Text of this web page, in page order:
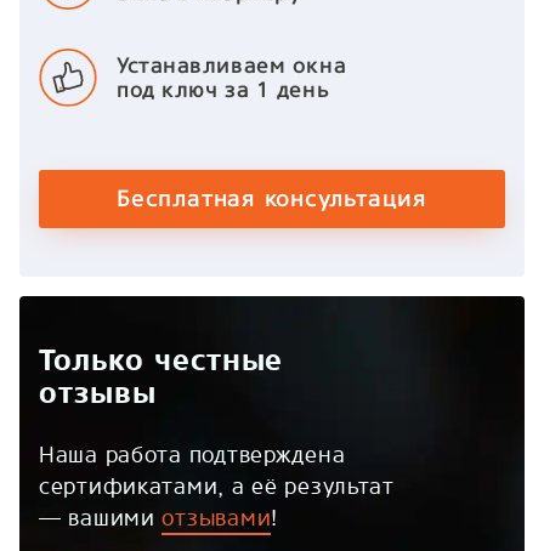
Устанавливаем окна
под ключ за 1 день
Бесплатная консультация
Только честные
отзывы
Наша работа подтверждена
сертификатами, а её результат
— вашимиотзывами!